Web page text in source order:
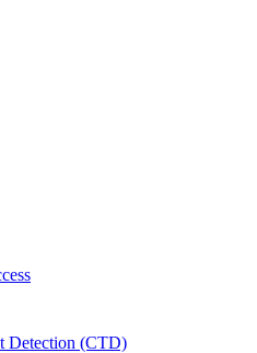
Detection (CTD)